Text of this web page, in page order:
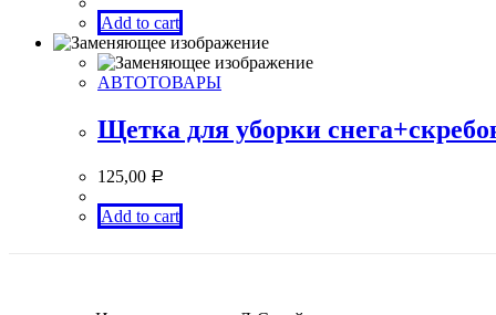
Add to cart
АВТОТОВАРЫ
Щетка для уборки
125,00 Р
Add to cart